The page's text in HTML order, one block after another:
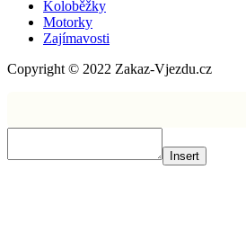
Koloběžky
Motorky
Zajímavosti
Copyright © 2022 Zakaz-Vjezdu.cz
Insert